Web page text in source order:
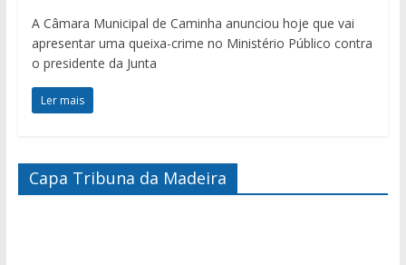
A Câmara Municipal de Caminha anunciou hoje que vai
apresentar uma queixa-crime no Ministério Público contra
o presidente da Junta
Ler mais
Capa Tribuna da Madeira